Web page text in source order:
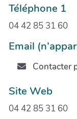
Téléphone 1
04 42 85 31 60
Email
Contacter
Site Web
04 42 85 31 60